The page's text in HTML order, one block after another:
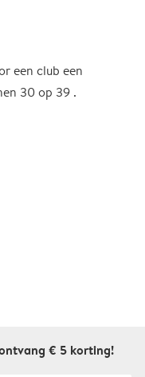
een club een
30 op 39 .
€ 5 korting!